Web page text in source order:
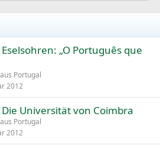
„O Português que
Portugal
2012
Universität von Coimbra
Portugal
2012